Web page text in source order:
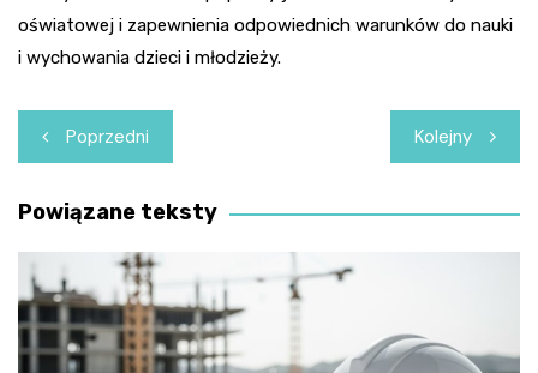
oświatowej i zapewnienia odpowiednich warunków do nauki
i wychowania dzieci i młodzieży.
Nawigacja
wpisu
Poprzedni Kolejny
Powiązane teksty